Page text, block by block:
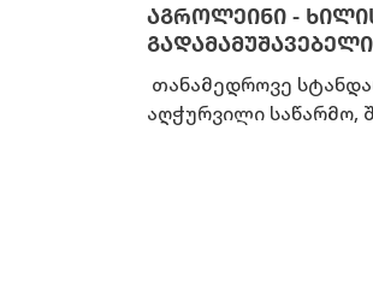
ᲐᲒᲠᲝᲚᲔᲘᲜᲘ -
თანამედროვე
აღჭურვილი საწარმო,